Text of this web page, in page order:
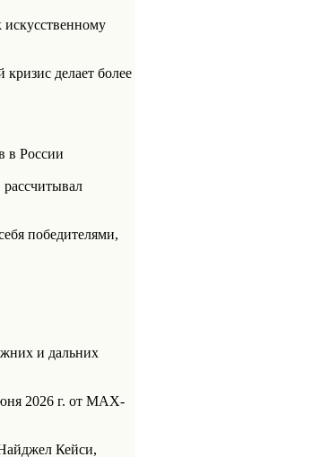
искусственному
делает более
в России
победителями,
и дальних
2026 г. от МАХ-
Кейси,